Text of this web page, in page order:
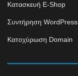
Κατασκευή E-Shop
Συντήρηση WordPress
Κατοχύρωση Domain